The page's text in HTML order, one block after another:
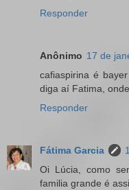
Responder
Anônimo 17 de
cafiaspirina é
diga aí Fatima,
Responder
Fátima Garcia
Oi Lúcia, como
familia grande é